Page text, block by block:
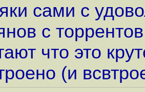
сами с
с
что это
(и